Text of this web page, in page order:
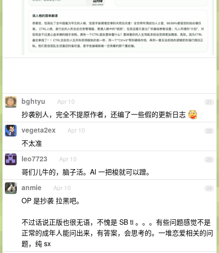
21
bghtyu Apr 10
抄袭别人，完全不提原作者，还编了一些假的更新日志
22
vegeta2ex Apr 10
不太准
23
leo7723 Apr 10
哥们儿牛的，脑子活。AI 一把梭就可以蹭。
24
anmie Apr 10
OP 是抄袭 拉黑吧。
不过话说正版也很无语，不愧是 SB ti 。。。有些问题感觉不是
正常的成年人能问出来，有答案，会思考的。一堆恋爱相关的问
题，纯 sx